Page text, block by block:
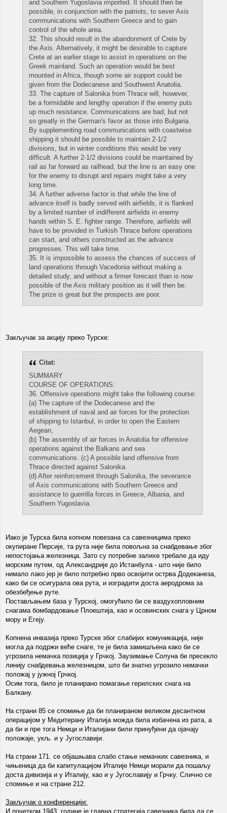
and Southern Yugoslavia imported. It should then be
possible, in conjunction with the patriots, to sever Axis
communications with Southern Greece and to gain
control of the whole area.
32. This should result in the abandonment of Crete by
the Axis. Alternatively, it might be desirable to capture
Crete at an earlier stage to assist in operations on the
Greek mainland. Such an operation would be best
mounted in Africa, though some air support could be
given from the Dodecanese and Southwest Anatolia.
33. The capture of Salonika from Thrace will, however,
be a formidable and lengthy operation if the enemy puts
up much resistance. Communications are bad, but not
so greatly in the German's favor as those into Bulgaria.
By supplementing road communications with coastwise
shipping it should be possible to maintain 2-1/2
divisions, but in winter conditions this would be very
difficult. A further 2-1/2 divisions could be maintained by
rail as far forward as railhead, but the line is an easy one
for the enemy to disrupt and repairs might take a very
long time.
34. A further adverse factor is that while the line of
advance itself is badly served with airfields, it is flanked
by a limited number of indifferent airfields in enemy
hands within S. E. fighter range. Therefore, airfields will
have to be provided in Turkish Thrace before operations
can start, and others constructed as the advance
progresses. This will take time.
35. It is impossible to assess the chances of success of
land operations through Vacedonia without making a
detailed study, and without a firmer forecast than is now
possible of the Axis military position as it will then be.
The prize is great but the prospects are poor.
Закључак за акцију преко Турске:
Citat:
SUMMARY
COURSE OF OPERATIONS:
36. Offensive operations might take the following course:
(a) The capture of the Dodecanese and the
establishment of naval and air forces for the protection
of shipping to Istanbul, in order to open the Eastern
Aegean,
(b) The assembly of air forces in Anatolia for offensive
operations against the Balkans and sea
communications. (c) A possible land offensive from
Thrace directed against Salonika.
(d) After reinforcement through Salonika, the severance
of Axis communications with Southern Greece and
assistance to guerrilla forces in Greece, Albania, and
Southern Yugoslavia.
Иако је Турска била копном повезана са савезницима преко
окупиране Персије, та рута није била повољна за снабдевање због
непостојања железница. Зато су потребне залихе требале да иду
морским путем, од Александрије до Истанбула - што није било
нимало лако јер је било потребно прво освојити острва Додеканеза,
како би се осигурала ова рута, и изградити доста аеродрома за
обезбеђење руте.
Постављањем база у Турској, омогућило би се ваздухопловним
снагама бомбардовање Плоештија, као и осовинских снага у Црном
мору и Егеју.
Копнена инвазија преко Турске због слабијих комуникација, није
могла да подржи веће снаге, те је била замишљена како би се
угрозила немачка позиција у Грчкој. Заузимање Солуна би пресекло
линију снабдевања железницом, што би знатно угрозило немачки
положај у јужној Грчкој.
Осим тога, било је планирано помагање герилских снага на
Балкану.
На страни 85 се спомиње да би планираном великом десантном
операцијом у Медитерану Италија можда била избачена из рата, а
да би и пре тога Немци и Италијани били принуђени да ојачају
положаје, укљ. и у Југославији.
На страни 171. се објашњава слабо стање немачких савезника, и
чињеница да би капитулацијом Италије Немци морали да пошаљу
доста дивизија и у Италију, као и у Југославију и Грчку. Слично се
спомиње и на страни 212.
Закључак о конференцији:
И почетком 1943. године је главна стратегија савезника била да се